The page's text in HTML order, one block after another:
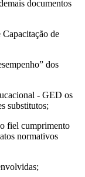
documentos
de
dos
- GED os
substitutos;
fiel cumprimento
normativos